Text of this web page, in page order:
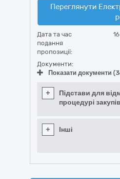
Переглянути
Дата та час
подання
пропозиції:
Документи:
Показати документи
+
Підстави для
процедурі
+ Інші